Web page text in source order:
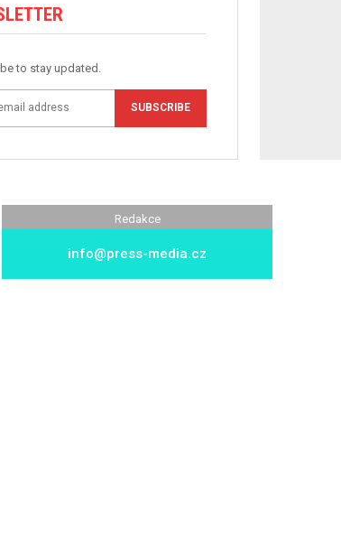
to stay updated.
SUBSCRIBE
Redakce
info@press-media.cz